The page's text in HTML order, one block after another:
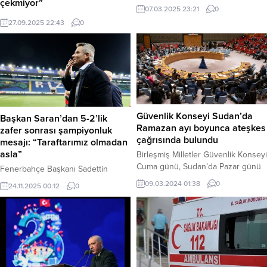
çekmiyor”
Kredi ve Yurtlar Kurumu’na (KYK) ait
bir yurtta kaldığı anlaşılan genç bir
kız öğrencinin, yurt koşullarına
gözyaşları içinde isyan ettiği video
sosyal medyada gündem oldu.
Haber Merkezi – Öğrencinin
yemeklerin kalitesizliğinden ve
temel imkanların yetersizliğinden
şikayet ettiği anlar, on binlerce kişi
tarafından paylaşıldı. Sosyal
medyada kısa sürede yayılan
videoda, yurtta...
27.09.2025 22:43 0
hastanede hayatını kaybeden
peyzaj mimarı Ece Gürel’in ön
Gürel’in ölüm nedeninin soğuğa
maruziyet (hipotermi) ve buna bağlı
gelişen komplikasyonlar olduğu
değerlendirildi. 36 yaşındaki Ece
Gürel, 2 Mart Pazar günü gezmek
için gittiği Belgrad Ormanı’nda
kaybolmuş ve 4...
07.03.2025 23:21 0
Başkan Saran’dan 5-2’lik
zafer sonrası şampiyonluk
mesajı: “Taraftarımız olmadan
asla”
Fenerbahçe Başkanı Sadettin
Saran, 2-0 geriden gelip 5-2
kazanılan Çaykur Rizespor maçının
ardından takımı tebrik etti.
Şampiyonluk yolunda camiaya
seslenen Saran, “Taraftarlarımız
olmadan şampiyon olamayız” dedi.
Rize – Fenerbahçe Kulübü Başkanı
Sadettin Saran, Süper Lig’de nefes
24.11.2025 00:12 0
Güvenlik Konseyi Sudan’da
Ramazan ayı boyunca ateşkes
çağrısında bulundu
Birleşmiş Milletler Güvenlik Konseyi
Cuma günü, Sudan’da Pazar günü
başlayacak olan Ramazan ayı
boyunca çatışmaların derhal
durdurulması çağrısında bulunan
önemli bir karar aldı. Karar 14 lehte
ve 1 çekimser (Rusya) oyla kabul
edildi. Kararda, çatışmanın tüm
tarafları diyalog yoluyla sorunun
sürdürülebilir bir çözümünü
09.03.2024 01:38 0